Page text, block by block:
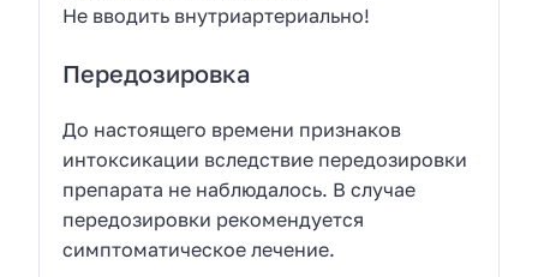
Не вводить внутриартериально!
Передозировка
До настоящего времени признаков
интоксикации вследствие передозировки
препарата не наблюдалось. В случае
передозировки рекомендуется
симптоматическое лечение.